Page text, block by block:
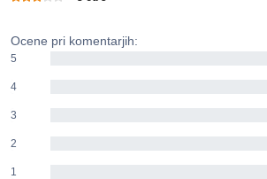
Ocene pri komentarjih:
5
4
3
2
1